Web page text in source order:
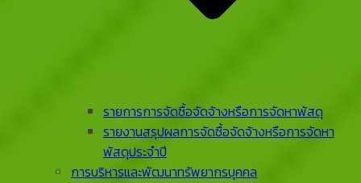
รายการการจัดซื้อจัดจ้างหรือการจัดหาพัสดุ
รายงานสรุปผลการจัดซื้อจัดจ้างหรือการจัดหา
พัสดุประจําปี
การบริหารและพัฒนาทรัพยากรบุคคล